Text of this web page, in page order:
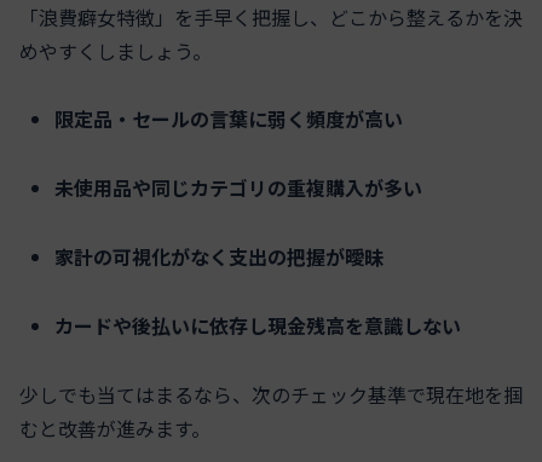
「浪費癖女特徴」を手早く把握し、どこから整えるかを決
めやすくしましょう。
限定品・セールの言葉に弱く頻度が高い
未使用品や同じカテゴリの重複購入が多い
家計の可視化がなく支出の把握が曖昧
カードや後払いに依存し現金残高を意識しない
少しでも当てはまるなら、次のチェック基準で現在地を掴
むと改善が進みます。